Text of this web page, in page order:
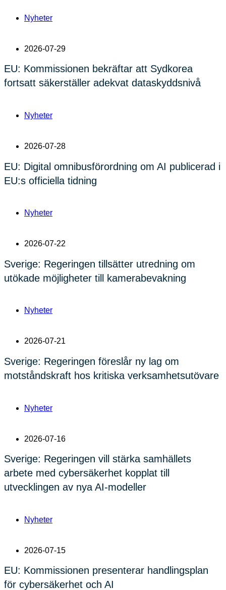
Nyheter
2026-07-29
EU: Kommissionen bekräftar att Sydkorea
fortsatt säkerställer adekvat dataskyddsnivå
Nyheter
2026-07-28
EU: Digital omnibusförordning om AI publicerad i
EU:s officiella tidning
Nyheter
2026-07-22
Sverige: Regeringen tillsätter utredning om
utökade möjligheter till kamerabevakning
Nyheter
2026-07-21
Sverige: Regeringen föreslår ny lag om
motståndskraft hos kritiska verksamhetsutövare
Nyheter
2026-07-16
Sverige: Regeringen vill stärka samhällets
arbete med cybersäkerhet kopplat till
utvecklingen av nya AI-modeller
Nyheter
2026-07-15
EU: Kommissionen presenterar handlingsplan
för cybersäkerhet och AI